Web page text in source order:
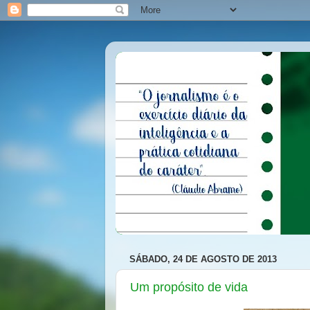
SÁBADO, 24 DE AGOSTO DE 2013
Um propósito de vida